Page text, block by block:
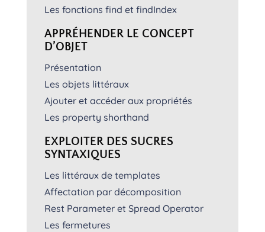
Les fonctions find et findIndex
APPRÉHENDER LE CONCEPT
D’OBJET
Présentation
Les objets littéraux
Ajouter et accéder aux propriétés
Les property shorthand
EXPLOITER DES SUCRES
SYNTAXIQUES
Les littéraux de templates
Affectation par décomposition
Rest Parameter et Spread Operator
Les fermetures